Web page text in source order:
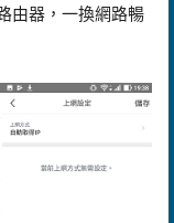
由器，一換網路暢